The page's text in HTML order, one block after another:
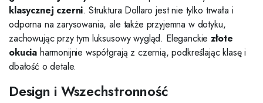
klasycznej czerni. Struktura Dollaro jest nie tylko trwała i
odporna na zarysowania, ale także przyjemna w dotyku,
zachowując przy tym luksusowy wygląd. Eleganckiezłote
okucia harmonijnie współgrają z czernią, podkreślając klasę i
dbałość o detale.
Design i Wszechstronność